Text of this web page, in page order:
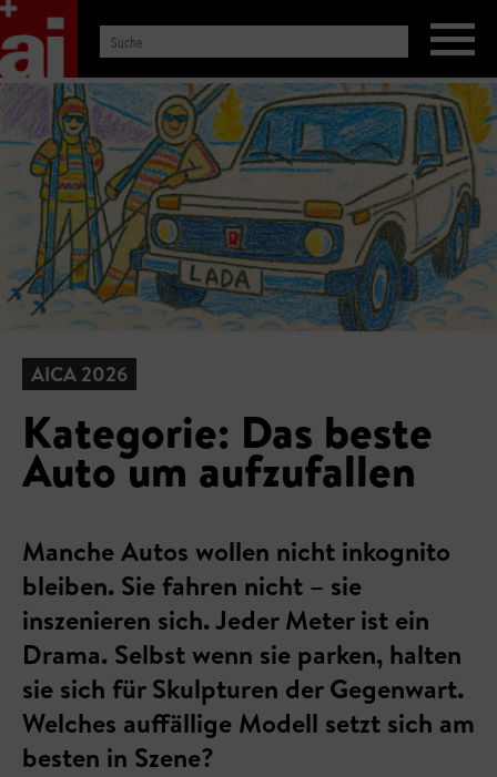
AICA 2026
Kategorie: Das beste
Auto um aufzufallen
Manche Autos wollen nicht inkognito
bleiben. Sie fahren nicht – sie
inszenieren sich. Jeder Meter ist ein
Drama. Selbst wenn sie parken, halten
sie sich für Skulpturen der Gegenwart.
Welches auffällige Modell setzt sich am
besten in Szene?